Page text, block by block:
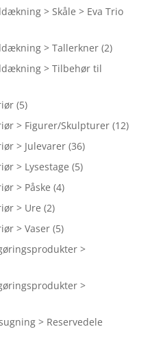
> Skåle > Eva Trio
> Tallerkner (2)
> Tilbehør til
(5)
> Figurer/Skulpturer (12)
> Julevarer (36)
> Lysestage (5)
> Påske (4)
> Ure (2)
> Vaser (5)
>
>
> Reservedele